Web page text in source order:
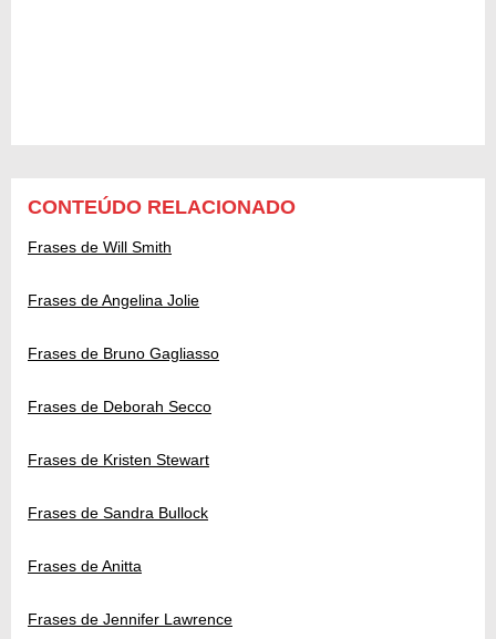
CONTEÚDO RELACIONADO
Frases de Will Smith
Frases de Angelina Jolie
Frases de Bruno Gagliasso
Frases de Deborah Secco
Frases de Kristen Stewart
Frases de Sandra Bullock
Frases de Anitta
Frases de Jennifer Lawrence